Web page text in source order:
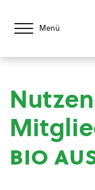
Menü
bio